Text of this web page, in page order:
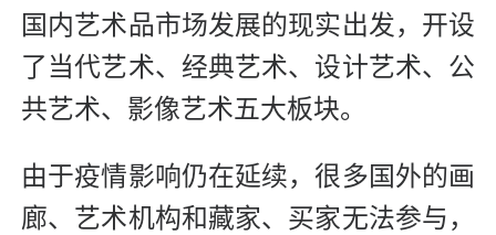
国内艺术品市场发展的现实出发，开设
了当代艺术、经典艺术、设计艺术、公
共艺术、影像艺术五大板块。
由于疫情影响仍在延续，很多国外的画
廊、艺术机构和藏家、买家无法参与，